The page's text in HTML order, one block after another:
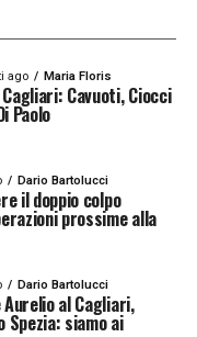
ago Maria Floris
Cavuoti, Ciocci
Paolo
Dario Bartolucci
il doppio colpo
prossime alla
Dario Bartolucci
al Cagliari,
Spezia: siamo ai